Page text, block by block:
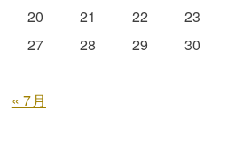
20 21 22
23
27 28 29
30
« 7月